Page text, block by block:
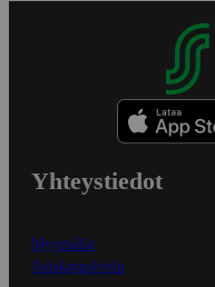
Yhteystiedot
Myymälät
Asiakaspalvelu